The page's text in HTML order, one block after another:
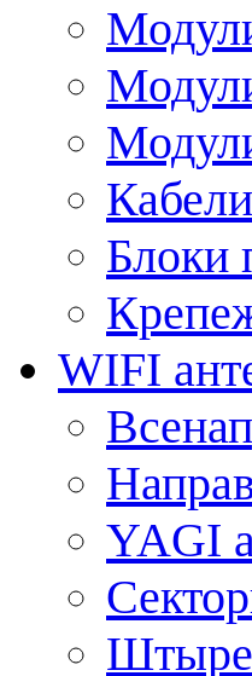
Блоки
WIFI
YAGI